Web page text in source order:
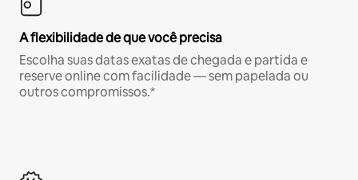
A flexibilidade de que você precisa
Escolha suas datas exatas de chegada e partida e
reserve online com facilidade — sem papelada ou
outros compromissos.*